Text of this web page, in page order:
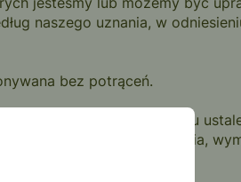
naszego uznania, w
bez potrąceń.
sposób zażądać w celu
bez powiadomienia,